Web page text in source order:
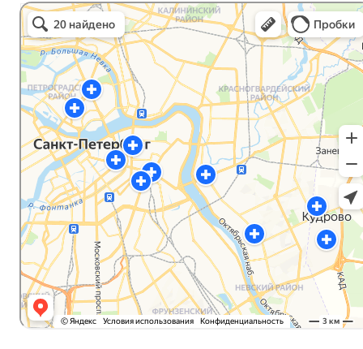
Планета здоровья в Санкт‑Петербурге
Санкт‑Петербург